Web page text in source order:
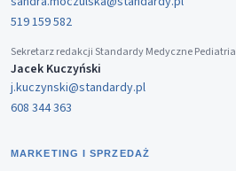
519 159 582
Sekretarz redakcji Standardy Medyczne Pediatria
Jacek Kuczyński
j.kuczynski@standardy.pl
608 344 363
MARKETING I SPRZEDAŻ